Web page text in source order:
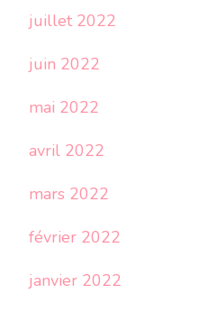
juillet 2022
juin 2022
mai 2022
avril 2022
mars 2022
février 2022
janvier 2022